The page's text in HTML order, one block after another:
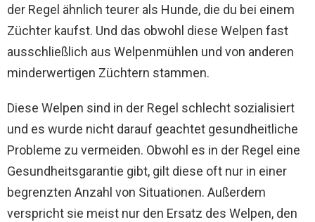
der Regel ähnlich teurer als Hunde, die du bei einem
Züchter kaufst. Und das obwohl diese Welpen fast
ausschließlich aus Welpenmühlen und von anderen
minderwertigen Züchtern stammen.
Diese Welpen sind in der Regel schlecht sozialisiert
und es wurde nicht darauf geachtet gesundheitliche
Probleme zu vermeiden. Obwohl es in der Regel eine
Gesundheitsgarantie gibt, gilt diese oft nur in einer
begrenzten Anzahl von Situationen. Außerdem
verspricht sie meist nur den Ersatz des Welpen, den